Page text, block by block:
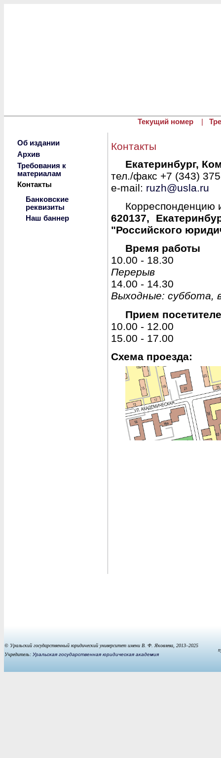
Текущий номер
Об издании
Архив
Требования к
материалам
Контакты
Банковские
реквизиты
Наш баннер
Контакты
Екатеринбург,
тел./факс +7 (343)
e-mail: ruzh@usla.ru
Корреспонденцию
620137,
"Российского
Время работы
10.00 - 18.30
Перерыв
14.00 - 14.30
Выходные: суббота,
Прием
10.00 - 12.00
15.00 - 17.00
Схема проезда:
© Уральский государственный юридический университет имени В. Ф. Яковлева, 2013–2025
Учредитель: Уральская государственная юридическая академия